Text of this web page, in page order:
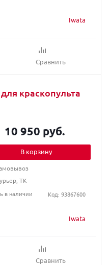
Iwata
Сравнить
краскопульта
Iwata
Сравнить
10 950 руб.
В корзину
ТК
в наличии
Код: 93867600